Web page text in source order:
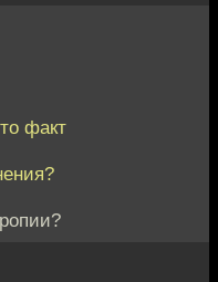
факт